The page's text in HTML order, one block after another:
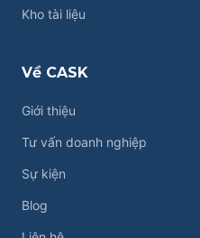
Kho tài liệu
Về CASK
Giới thiệu
Tư vấn doanh nghiệp
Sự kiện
Blog